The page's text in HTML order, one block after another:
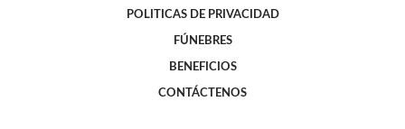
POLITICAS DE PRIVACIDAD
FÚNEBRES
BENEFICIOS
CONTÁCTENOS